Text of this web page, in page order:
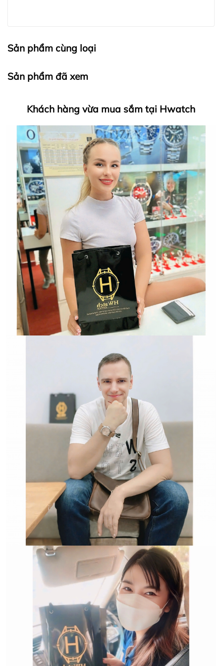
HWATCH Chuyên Nhập khẩu Và Phân Phối Các Loại
Đồng Hồ Chính Hãng
HWATCH Chuyên Nhập khẩu Và Phân Phối Các Loại
Đồng Hồ Chính Hãng
Hwatch Chuyên Nhập khẩu Và Phân Phối Các Loại
Đồng Hồ Chính Hãng
Hwatch Chuyên Nhập khẩu Và Phân Phối Các Loại
Đồng Hồ Chính Hãng
Hwatch Chuyên Nhập khẩu Và Phân Phối Các Loại
Đồng Hồ Chính Hãng
Trường hợp không chấp
nhận đổi hoặc trả sản
Sản phẩm cùng loại
Sản phẩm đã xem
Khách hàng vừa mua sắm tại Hwatch